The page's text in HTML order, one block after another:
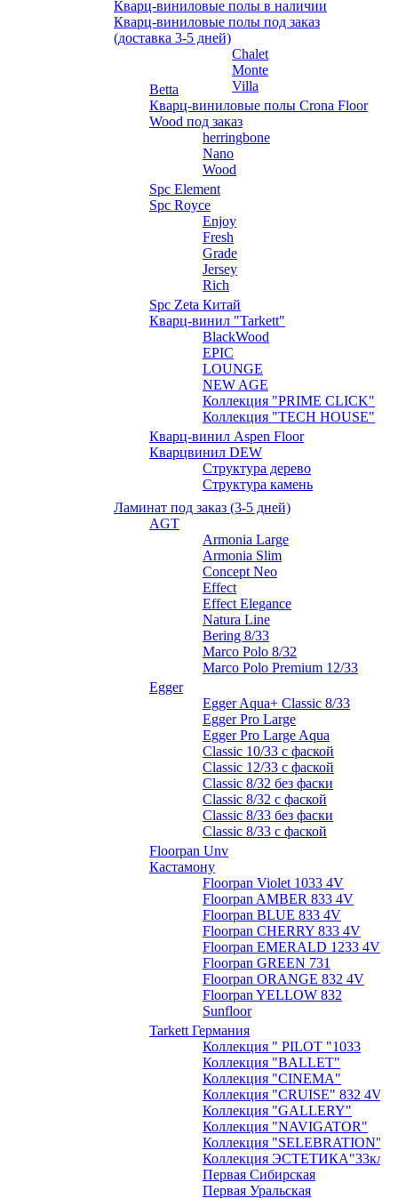
Кварц-виниловые полы в наличии
Кварц-виниловые полы под заказ
(доставка 3-5 дней)
Betta
Chalet
Monte
Villa
Кварц-виниловые полы Crona Floor
Wood под заказ
herringbone
Nano
Wood
Spc Element
Spc Royce
Enjoy
Fresh
Grade
Jersey
Rich
Spc Zeta Китай
Кварц-винил "Tarkett"
BlackWood
EPIC
LOUNGE
NEW AGE
Коллекция "PRIME CLICK"
Коллекция "TECH HOUSE"
Кварц-винил Aspen Floor
Кварцвинил DEW
Структура дерево
Структура камень
Ламинат под заказ (3-5 дней)
AGT
Armonia Large
Armonia Slim
Concept Neo
Effect
Effect Elegance
Natura Line
Bering 8/33
Marco Polo 8/32
Marco Polo Premium 12/33
Egger
Egger Aqua+ Classic 8/33
Egger Pro Large
Egger Pro Large Aqua
Classic 10/33 с фаской
Classic 12/33 с фаской
Classic 8/32 без фаски
Classic 8/32 с фаской
Classic 8/33 без фаски
Classic 8/33 с фаской
Floorpan Unv
Кастамону
Floorpan Violet 1033 4V
Floorpan AMBER 833 4V
Floorpan BLUE 833 4V
Floorpan CHERRY 833 4V
Floorpan EMERALD 1233 4V
Floorpan GREEN 731
Floorpan ORANGE 832 4V
Floorpan YELLOW 832
Sunfloor
Tarkett Германия
Коллекция " PILOT "1033
Коллекция "BALLET"
Коллекция "CINEMA"
Коллекция "CRUISE" 832 4V
Коллекция "GALLERY"
Коллекция "NAVIGATOR"
Коллекция "SELEBRATION"
Коллекция ЭСТЕТИКА"33кл.
Первая Сибирская
Первая Уральская